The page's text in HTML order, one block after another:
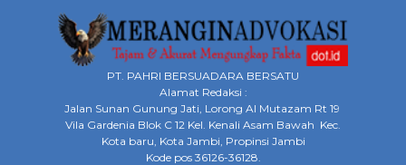
PT. PAHRI BERSUADARA BERSATU
Alamat Redaksi :
Jalan Sunan Gunung Jati, Lorong Al Mutazam Rt 19
Vila Gardenia Blok C 12 Kel. Kenali Asam Bawah Kec.
Kota baru, Kota Jambi, Propinsi Jambi
Kode pos 36126-36128.